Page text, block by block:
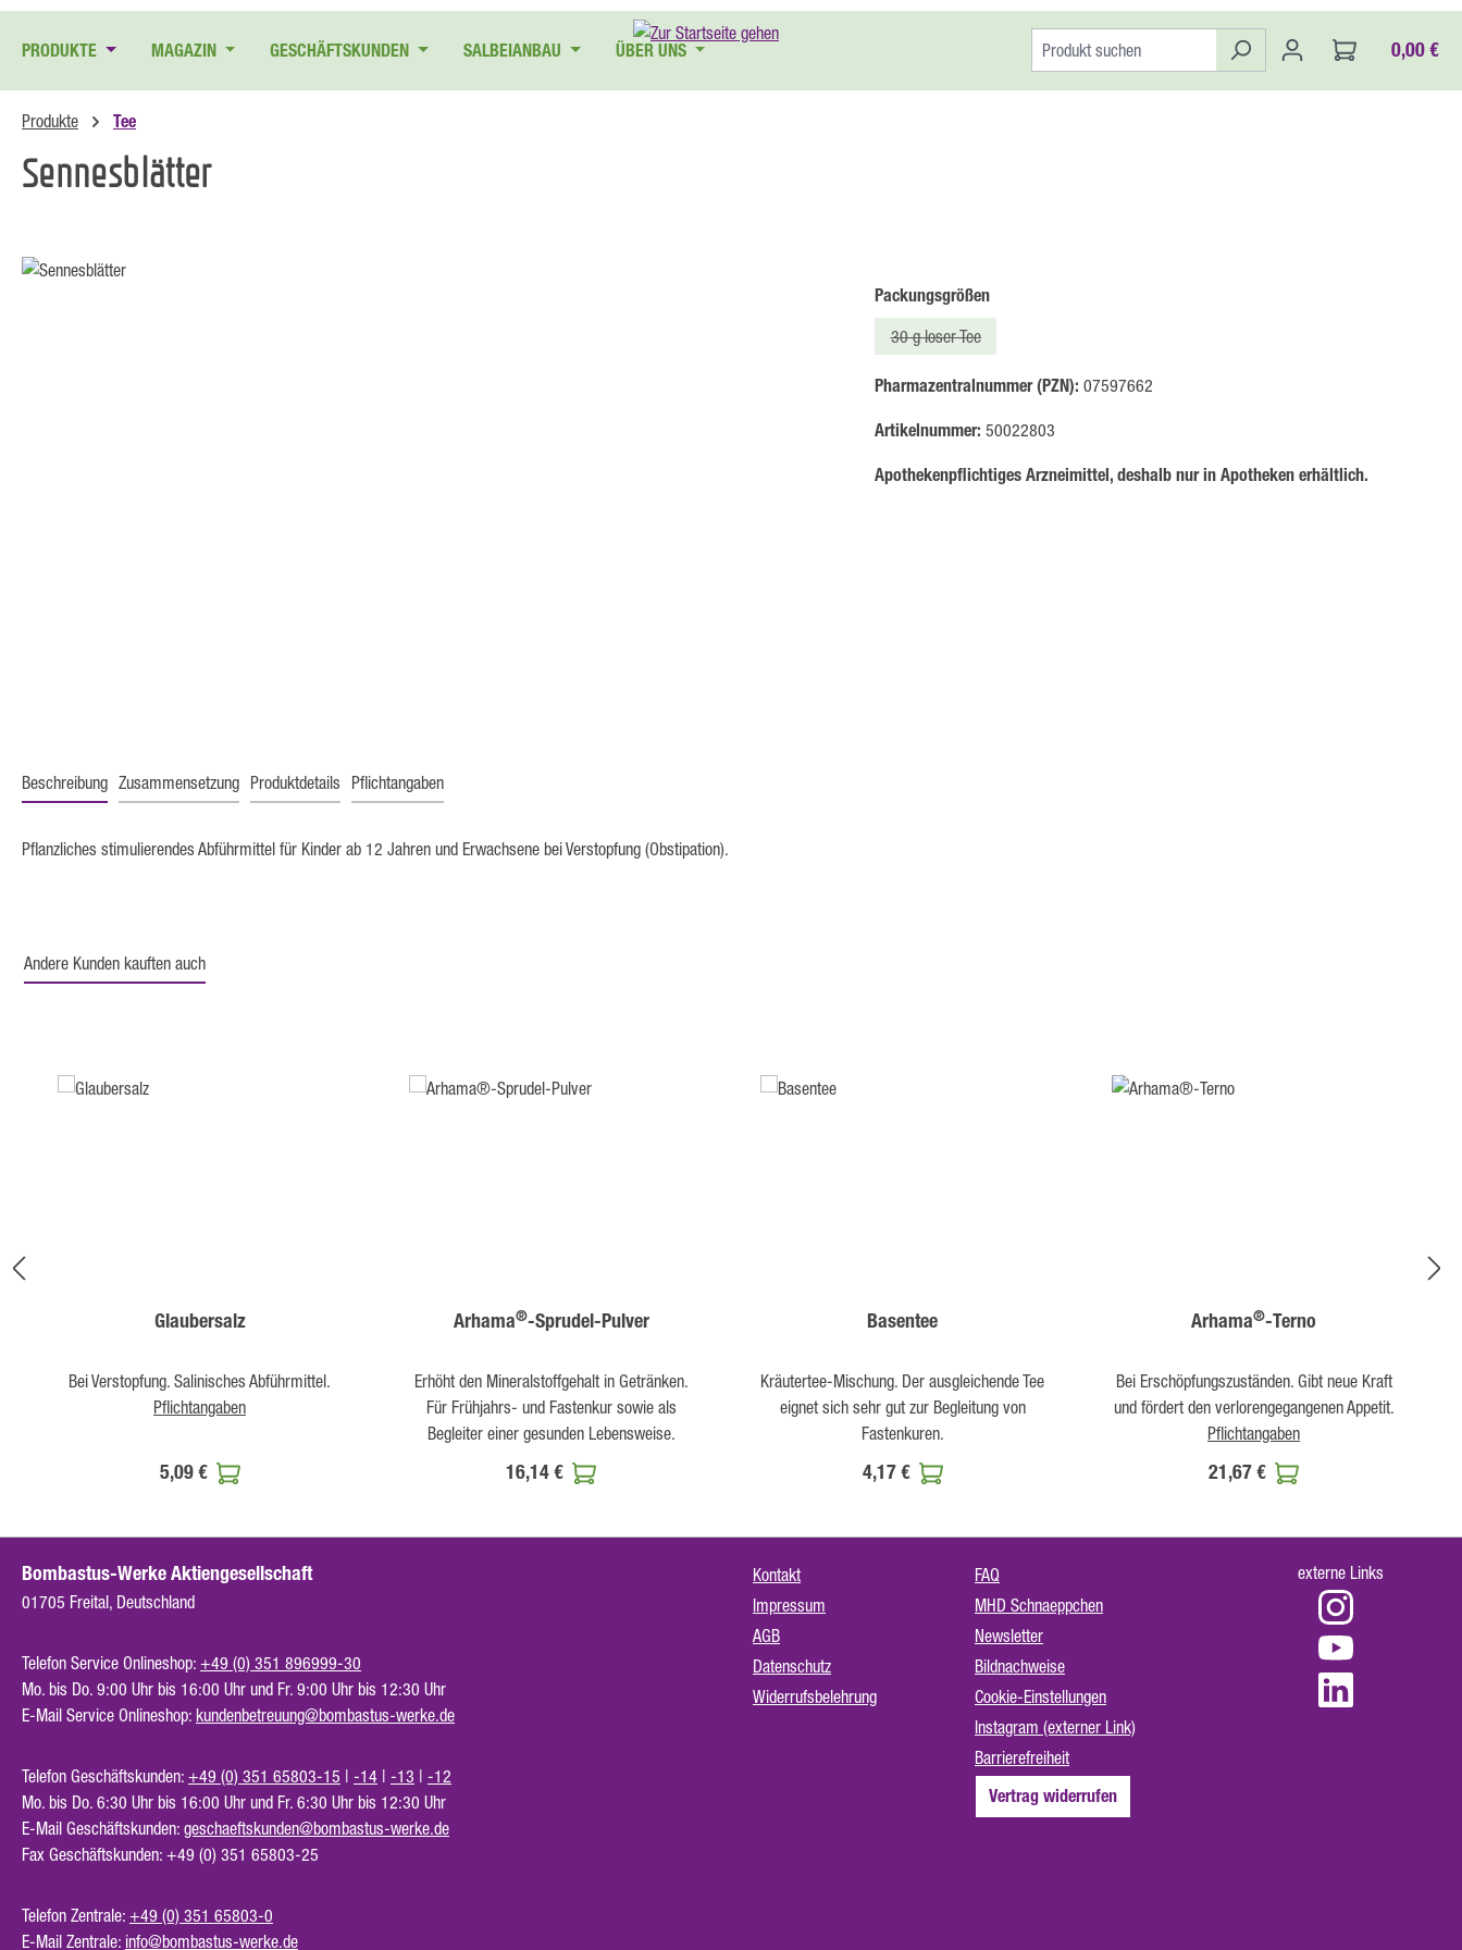
PRODUKTE
MAGAZIN GESCHÄFTSKUNDEN SALBEIANBAU ÜBER UNS 0,00 €
Produkte Tee
Sennesblätter
Bildergalerie überspringen
Packungsgrößenauswählen
30 g loser Tee
(Diese Option ist zurzeit nicht verfügbar.)
Pharmazentralnummer (PZN): 07597662
Artikelnummer: 50022803
Apothekenpflichtiges Arzneimittel, deshalb nur in Apotheken erhältlich.
Beschreibung Zusammensetzung Produktdetails Pflichtangaben
Pflanzliches stimulierendes Abführmittel für Kinder ab 12 Jahren und Erwachsene bei Verstopfung (Obstipation).
Andere Kunden kauften auch
Glaubersalz
Pflichtangaben
5,09 €
Arhama®-Sprudel-Pulver
Erhöht den Mineralstoffgehalt in Getränken.
Für Frühjahrs- und Fastenkur sowie als
Begleiter einer gesunden Lebensweise.
16,14 €
Basentee
Kräutertee-Mischung. Der ausgleichende Tee
eignet sich sehr gut zur Begleitung von
Fastenkuren.
4,17 €
Arhama®-Terno
Bei Erschöpfungszuständen. Gibt neue Kraft
Pflichtangaben
21,67 €
Bombastus-Werke Aktiengesellschaft
01705 Freital, Deutschland
Telefon Service Onlineshop: +49 (0) 351 896999-30
Mo. bis Do. 9:00 Uhr bis 16:00 Uhr und Fr. 9:00 Uhr bis 12:30 Uhr
E-Mail Service Onlineshop: kundenbetreuung@bombastus-werke.de
Telefon Geschäftskunden: +49 (0) 351 65803-15 | -14 | -13 | -12
Mo. bis Do. 6:30 Uhr bis 16:00 Uhr und Fr. 6:30 Uhr bis 12:30 Uhr
E-Mail Geschäftskunden: geschaeftskunden@bombastus-werke.de
Fax Geschäftskunden: +49 (0) 351 65803-25
Telefon Zentrale: +49 (0) 351 65803-0
E-Mail Zentrale: info@bombastus-werke.de
Kontakt
Impressum
AGB
Datenschutz
Widerrufsbelehrung
FAQ
MHD Schnaeppchen
Newsletter
Bildnachweise
Cookie-Einstellungen
Instagram (externer Link)
Barrierefreiheit
Vertrag widerrufen
externe Links